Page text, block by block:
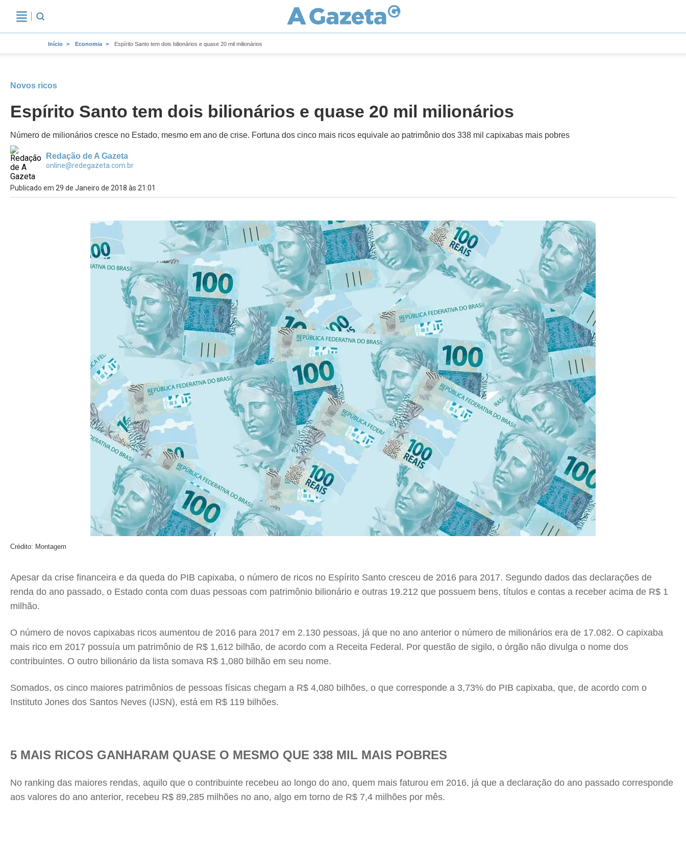
Início Economia Espírito Santo tem dois bilionários e quase 20 mil milionários
Novos ricos
Espírito Santo tem dois bilionários e quase 20 mil milionários
Número de milionários cresce no Estado, mesmo em ano de crise. Fortuna dos cinco mais ricos equivale ao patrimônio dos 338 mil capixabas mais pobres
Redação de A Gazeta
online@redegazeta.com.br
Publicado em 29 de Janeiro de 2018 às 21:01
Crédito: Montagem
Apesar da crise financeira e da queda do PIB capixaba, o número de ricos no Espírito Santo cresceu de 2016 para 2017. Segundo dados das declarações de
renda do ano passado, o Estado conta com duas pessoas com patrimônio bilionário e outras 19.212 que possuem bens, títulos e contas a receber acima de R$ 1
milhão.
O número de novos capixabas ricos aumentou de 2016 para 2017 em 2.130 pessoas, já que no ano anterior o número de milionários era de 17.082. O capixaba
mais rico em 2017 possuía um patrimônio de R$ 1,612 bilhão, de acordo com a Receita Federal. Por questão de sigilo, o órgão não divulga o nome dos
contribuintes. O outro bilionário da lista somava R$ 1,080 bilhão em seu nome.
Somados, os cinco maiores patrimônios de pessoas físicas chegam a R$ 4,080 bilhões, o que corresponde a 3,73% do PIB capixaba, que, de acordo com o
Instituto Jones dos Santos Neves (IJSN), está em R$ 119 bilhões.
5 MAIS RICOS GANHARAM QUASE O MESMO QUE 338 MIL MAIS POBRES
No ranking das maiores rendas, aquilo que o contribuinte recebeu ao longo do ano, quem mais faturou em 2016, já que a declaração do ano passado corresponde
aos valores do ano anterior, recebeu R$ 89,285 milhões no ano, algo em torno de R$ 7,4 milhões por mês.